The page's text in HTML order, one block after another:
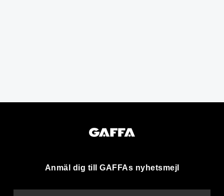
Anmäl dig till GAFFAs nyhetsmejl